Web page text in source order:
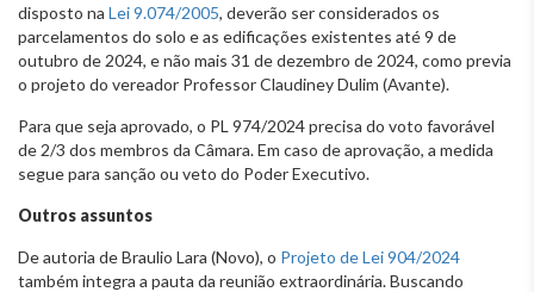
disposto na Lei 9.074/2005, deverão ser considerados os
parcelamentos do solo e as edificações existentes até 9 de
outubro de 2024, e não mais 31 de dezembro de 2024, como previa
o projeto do vereador Professor Claudiney Dulim (Avante).
Para que seja aprovado, o PL 974/2024 precisa do voto favorável
de 2/3 dos membros da Câmara. Em caso de aprovação, a medida
segue para sanção ou veto do Poder Executivo.
Outros assuntos
De autoria de Braulio Lara (Novo), o Projeto de Lei 904/2024
também integra a pauta da reunião extraordinária. Buscando